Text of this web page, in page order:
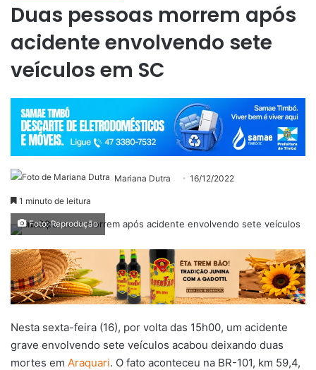
Duas pessoas morrem após
acidente envolvendo sete
veículos em SC
Mariana Dutra 16/12/2022
1 minuto de leitura
Foto: Reprodução
Nesta sexta-feira (16), por volta das 15h00, um acidente
grave envolvendo sete veículos acabou deixando duas
mortes em Araquari. O fato aconteceu na BR-101, km 59,4,